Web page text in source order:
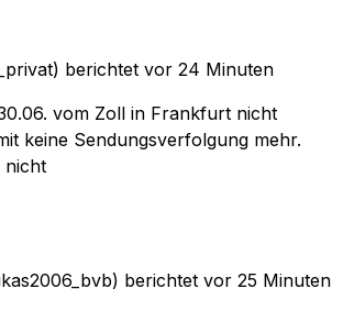
berichtet vor 24 Minuten
vom Zoll in Frankfurt nicht
keine Sendungsverfolgung mehr.
nicht
berichtet vor 25 Minuten